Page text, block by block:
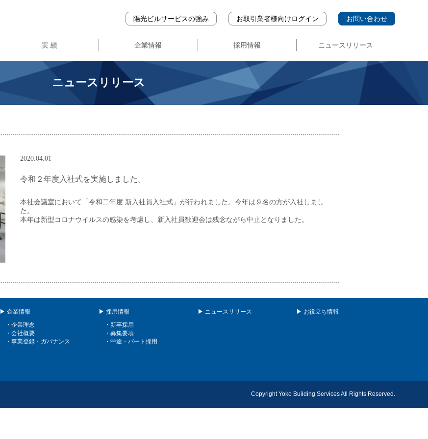
陽光ビルサービスの強み お取引業者様向けログイン お問い合わせ
実 績 企業情報
企業理念
会社概要
事業登録・ガバナンス
採用情報
新卒採用
募集要項
中途・パート採用
ニュースリリース
ニュースリリース
2020.04.01
令和２年度入社式を実施しました。
本社会議室において「令和二年度 新入社員入社式」が行われました。今年は９名の方が入社しまし
た。
本年は新型コロナウイルスの感染を考慮し、新入社員歓迎会は残念ながら中止となりました。
▶ 企業情報
・企業理念
・会社概要
・事業登録・ガバナンス
▶ 採用情報
・新卒採用
・募集要項
・中途・パート採用
▶ ニュースリリース ▶ お役立ち情報
Copyright Yoko Building Services All Rights Reserved.